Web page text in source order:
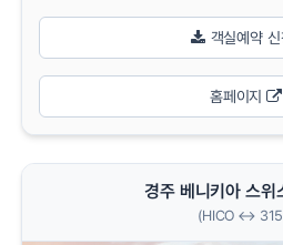
객실예약 신
홈페이지
경주 베니키아 스위
(HICO ↔